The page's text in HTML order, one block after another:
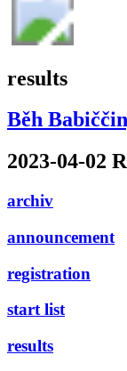
results
Běh
2023-04-02
archiv
announcement
registration
start list
results